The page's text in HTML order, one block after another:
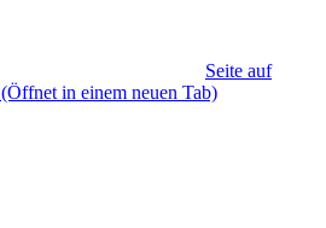
Seite auf
(Öffnet in einem neuen Tab)